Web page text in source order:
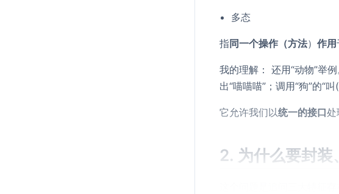
多态
指 同一个操作（方法） 作用
我的理解： 还用“动物”举
出“喵喵喵”；调用“狗”的“
它允许我们以统一的接口处
2. 为什么要封装